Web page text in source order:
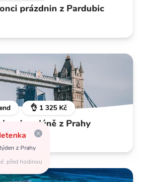
prázdnin z Pardubic
👌 1 325 Kč
v Londýně z Prahy
z Prahy
před hodinou